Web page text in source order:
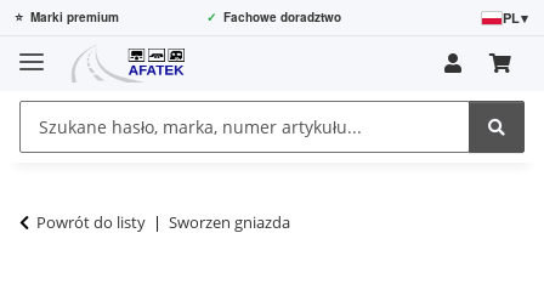
⭐ Marki premium ✓ Fachowe doradztwo PL▾
Powrót do listy Sworzen gniazda